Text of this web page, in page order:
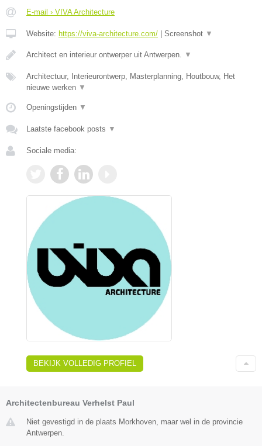
E-mail › VIVA Architecture
Website: https://viva-architecture.com/ Screenshot ▼
Architect en interieur ontwerper uit Antwerpen. ▼
Architectuur, Interieurontwerp, Masterplanning, Houtbouw, Het
nieuwe werken ▼
Openingstijden ▼
Laatste facebook posts ▼
Sociale media:
BEKIJK VOLLEDIG PROFIEL
Architectenbureau Verhelst Paul
Niet gevestigd in de plaats Morkhoven, maar wel in de provincie
Antwerpen.